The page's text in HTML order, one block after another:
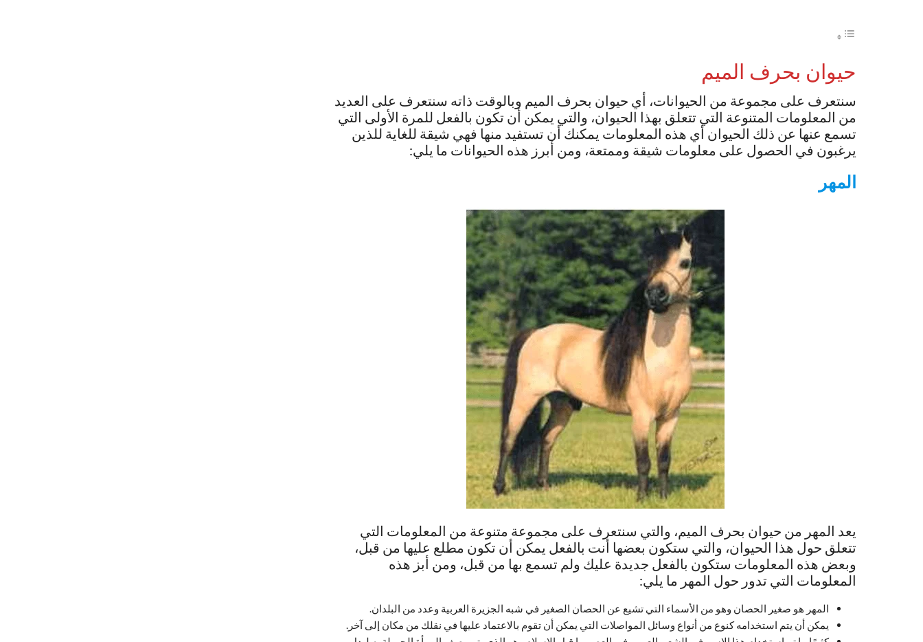
حيوان بحرف الميم
سنتعرف على مجموعة من الحيوانات، أي حيوان بحرف الميم وبالوقت ذاته سنتعرف على العديد
من المعلومات المتنوعة التي تتعلق بهذا الحيوان، والتي يمكن أن تكون بالفعل للمرة الأولى التي
تسمع عنها عن ذلك الحيوان أي هذه المعلومات يمكنك أن تستفيد منها فهي شيقة للغاية للذين
يرغبون في الحصول على معلومات شيقة وممتعة، ومن أبرز هذه الحيوانات ما يلي:
المهر
يعد المهر من حيوان بحرف الميم، والتي سنتعرف على مجموعة متنوعة من المعلومات التي
تتعلق حول هذا الحيوان، والتي ستكون بعضها أنت بالفعل يمكن أن تكون مطلع عليها من قبل،
وبعض هذه المعلومات ستكون بالفعل جديدة عليك ولم تسمع بها من قبل، ومن أبز هذه
المعلومات التي تدور حول المهر ما يلي:
المهر هو صغير الحصان وهو من الأسماء التي تشيع عن الحصان الصغير في شبه الجزيرة العربية وعدد من البلدان.
يمكن أن يتم استخدامه كنوع من أنواع وسائل المواصلات التي يمكن أن تقوم بالاعتماد عليها في نقلك من مكان إلى آخر.